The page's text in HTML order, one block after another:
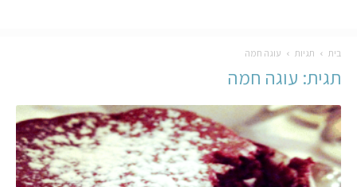
בית תגיות עוגה חמה
תגית: עוגה חמה